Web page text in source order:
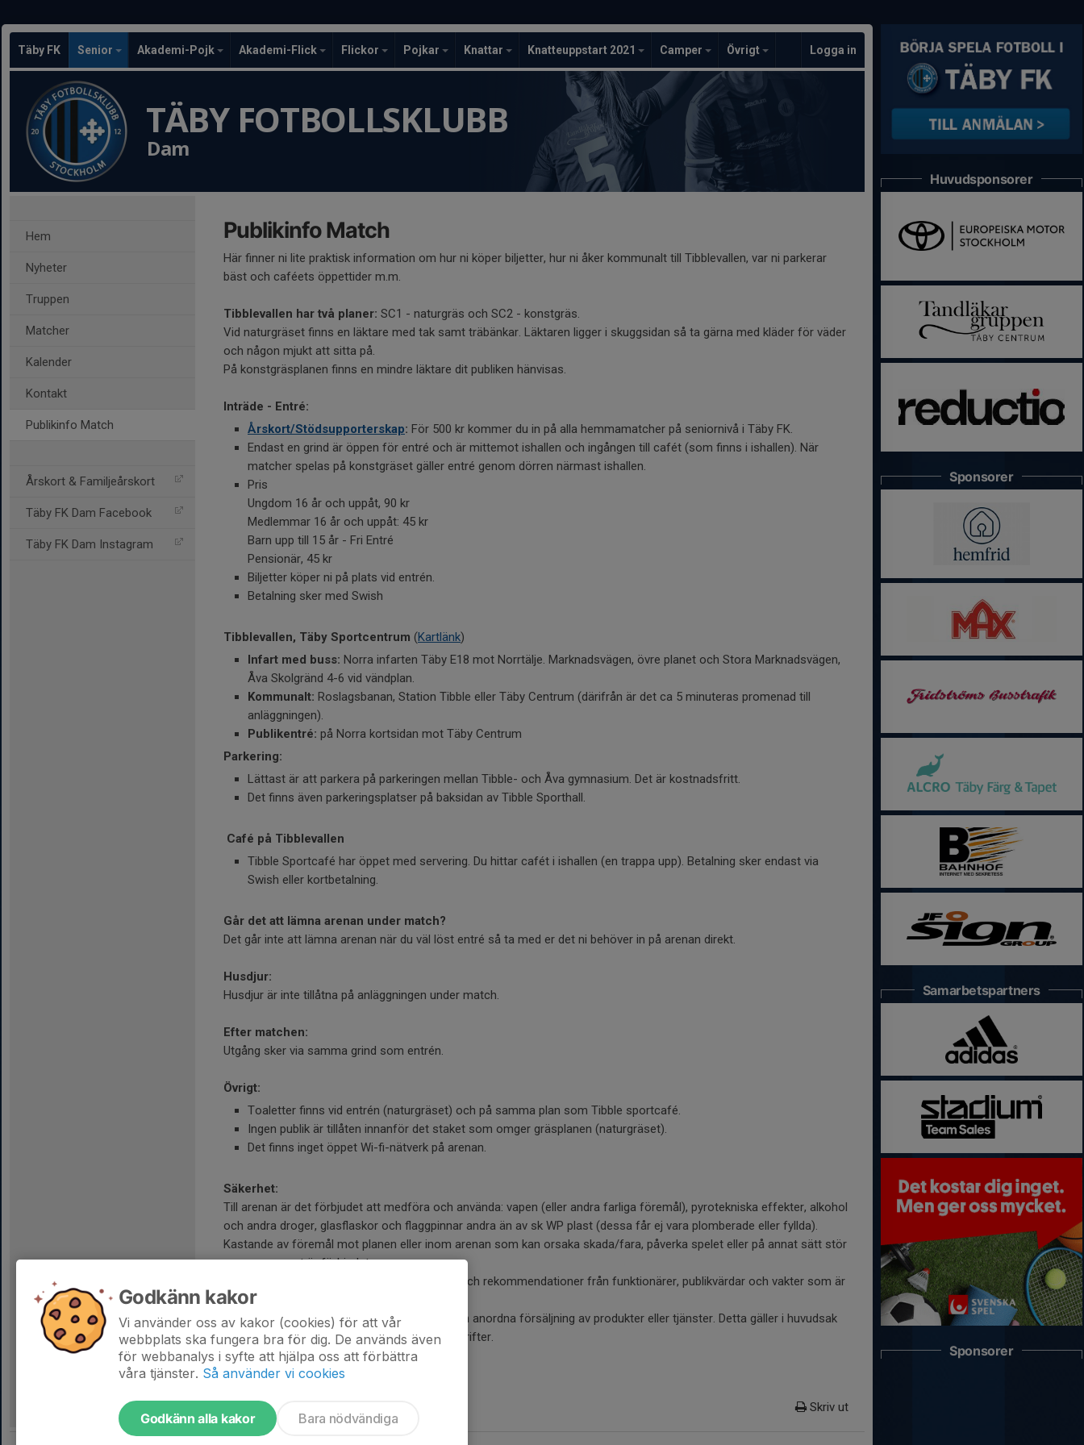
Täby FK Senior Akademi-Pojk Akademi-Flick Flickor Pojkar Knattar Knatteuppstart 2021 Camper Övrigt Logga in
TÄBY FOTBOLLSKLUBB
Dam
Hem
Nyheter
Truppen
Matcher
Kalender
Kontakt
Publikinfo Match
Årskort & Familjeårskort
Täby FK Dam Facebook
Täby FK Dam Instagram
Publikinfo Match
Här finner ni lite praktisk information om hur ni köper biljetter, hur ni åker kommunalt till Tibblevallen, var ni parkerar
bäst och caféets öppettider m.m.
Tibblevallen har två planer: SC1 - naturgräs och SC2 - konstgräs.
Vid naturgräset finns en läktare med tak samt träbänkar. Läktaren ligger i skuggsidan så ta gärna med kläder för väder
och någon mjukt att sitta på.
På konstgräsplanen finns en mindre läktare dit publiken hänvisas.
Inträde - Entré:
Årskort/Stödsupporterskap: För 500 kr kommer du in på alla hemmamatcher på seniornivå i Täby FK.
Endast en grind är öppen för entré och är mittemot ishallen och ingången till cafét (som finns i ishallen). När
matcher spelas på konstgräset gäller entré genom dörren närmast ishallen.
Pris
Ungdom 16 år och uppåt, 90 kr
Medlemmar 16 år och uppåt: 45 kr
Barn upp till 15 år - Fri Entré
Pensionär, 45 kr
Biljetter köper ni på plats vid entrén.
Betalning sker med Swish
Tibblevallen, Täby Sportcentrum (Kartlänk)
Infart med buss: Norra infarten Täby E18 mot Norrtälje. Marknadsvägen, övre planet och Stora Marknadsvägen,
Åva Skolgränd 4-6 vid vändplan.
Kommunalt: Roslagsbanan, Station Tibble eller Täby Centrum (därifrån är det ca 5 minuteras promenad till
anläggningen).
Publikentré: på Norra kortsidan mot Täby Centrum
Parkering:
Lättast är att parkera på parkeringen mellan Tibble- och Åva gymnasium. Det är kostnadsfritt.
Det finns även parkeringsplatser på baksidan av Tibble Sporthall.
Café på Tibblevallen
Tibble Sportcafé har öppet med servering. Du hittar cafét i ishallen (en trappa upp). Betalning sker endast via
Swish eller kortbetalning.
Går det att lämna arenan under match?
Det går inte att lämna arenan när du väl löst entré så ta med er det ni behöver in på arenan direkt.
Husdjur:
Husdjur är inte tillåtna på anläggningen under match.
Efter matchen:
Utgång sker via samma grind som entrén.
Övrigt:
Toaletter finns vid entrén (naturgräset) och på samma plan som Tibble sportcafé.
Ingen publik är tillåten innanför det staket som omger gräsplanen (naturgräset).
Det finns inget öppet Wi-fi-nätverk på arenan.
Säkerhet:
Till arenan är det förbjudet att medföra och använda: vapen (eller andra farliga föremål), pyrotekniska effekter, alkohol
och andra droger, glasflaskor och flaggpinnar andra än av sk WP plast (dessa får ej vara plomberade eller fyllda).
Kastande av föremål mot planen eller inom arenan som kan orsaka skada/fara, påverka spelet eller på annat sätt stör
arrangemanget är förbjudet.
Samtliga åskådare måste följa uppmaningar och rekommendationer från funktionärer, publikvärdar och vakter som är
motiverade av säkerhetsskäl eller enligt ovan.
Endast personer med tillstånd får inom arenan anordna försäljning av produkter eller tjänster. Detta gäller i huvudsak
försäljning av souvenirer, mat, dryck och tidskrifter.
Skriv ut
Huvudsponsorer
Sponsorer
Samarbetspartners
Sponsorer
Godkänn kakor
Vi använder oss av kakor (cookies) för att vår
webbplats ska fungera bra för dig. De används även
för webbanalys i syfte att hjälpa oss att förbättra
våra tjänster. Så använder vi cookies
Godkänn alla kakor Bara nödvändiga